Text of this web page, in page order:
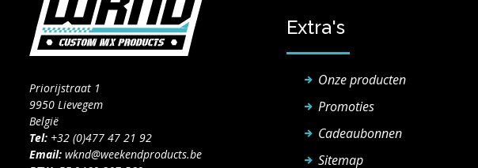
Priorijstraat 1
9950 Lievegem
België
Tel: +32 (0)477 47 21 92
Email: wknd@weekendproducts.be
Extra's
Onze producten
Promoties
Cadeaubonnen
Sitemap